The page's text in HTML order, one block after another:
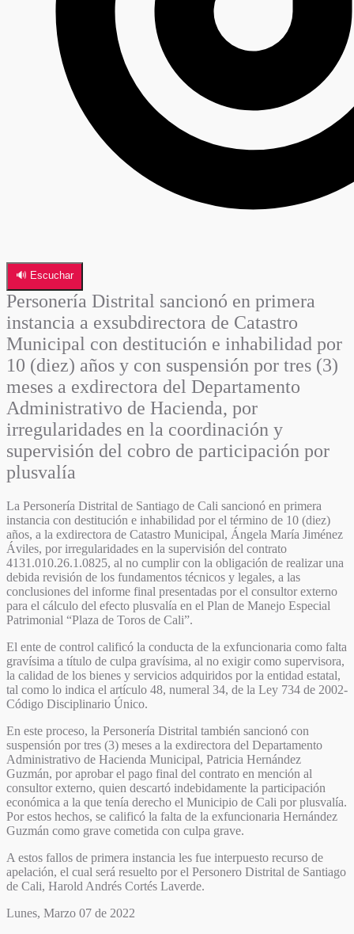
🔊 Escuchar
Personería Distrital sancionó en primera
instancia a exsubdirectora de Catastro
Municipal con destitución e inhabilidad por
10 (diez) años y con suspensión por tres (3)
meses a exdirectora del Departamento
Administrativo de Hacienda, por
irregularidades en la coordinación y
supervisión del cobro de participación por
plusvalía
La Personería Distrital de Santiago de Cali sancionó en primera
instancia con destitución e inhabilidad por el término de 10 (diez)
años, a la exdirectora de Catastro Municipal, Ángela María Jiménez
Áviles, por irregularidades en la supervisión del contrato
4131.010.26.1.0825, al no cumplir con la obligación de realizar una
debida revisión de los fundamentos técnicos y legales, a las
conclusiones del informe final presentadas por el consultor externo
para el cálculo del efecto plusvalía en el Plan de Manejo Especial
Patrimonial “Plaza de Toros de Cali”.
El ente de control calificó la conducta de la exfuncionaria como falta
gravísima a título de culpa gravísima, al no exigir como supervisora,
la calidad de los bienes y servicios adquiridos por la entidad estatal,
tal como lo indica el artículo 48, numeral 34, de la Ley 734 de 2002-
Código Disciplinario Único.
En este proceso, la Personería Distrital también sancionó con
suspensión por tres (3) meses a la exdirectora del Departamento
Administrativo de Hacienda Municipal, Patricia Hernández
Guzmán, por aprobar el pago final del contrato en mención al
consultor externo, quien descartó indebidamente la participación
económica a la que tenía derecho el Municipio de Cali por plusvalía.
Por estos hechos, se calificó la falta de la exfuncionaria Hernández
Guzmán como grave cometida con culpa grave.
A estos fallos de primera instancia les fue interpuesto recurso de
apelación, el cual será resuelto por el Personero Distrital de Santiago
de Cali, Harold Andrés Cortés Laverde.
Lunes, Marzo 07 de 2022